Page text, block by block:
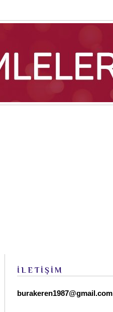
İLETİŞİM
burakeren1987@gmail.com